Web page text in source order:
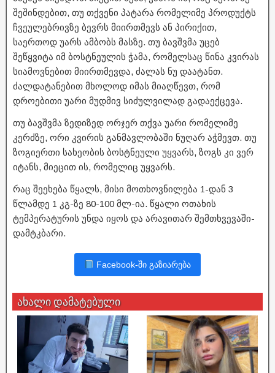
შეშინდებით, თუ თქვენი პატარა რომელიმე პროდუქტს
ჩვეულებრივზე ბევრს მიირთმევს ან პირიქით,
საერთოდ უარს ამბობს მასზე. თუ ბავშვმა უცებ
შეწყვიტა იმ ბოსტნეულის ჭამა, რომელსაც წინა კვირას
სიამოვნებით მიირთმევდა, ძალას ნუ დაატანთ.
ძალდატანებით მხოლოდ იმას მიაღწევთ, რომ
დროებითი უარი მუდმივ სიძულვილად გადაექცევა.
თუ ბავშვმა ზედიზედ ორჯერ თქვა უარი რომელიმე
კერძზე, ორი კვირის განმავლობაში ნუღარ აჭმევთ. თუ
ზოგიერთი სახეობის ბოსტნეული უყვარს, ზოგს კი ვერ
იტანს, მიეცით ის, რომელიც უყვარს.
რაც შეეხება წყალს, მისი მოთხოვნილება 1-დან 3
წლამდე 1 კგ-ზე 80-100 მლ-ია. წყალი ოთახის
ტემპერატურის უნდა იყოს და არავითარ შემთხვევაში-
დამტკბარი.
Facebook-ში გაზიარება
ახალი დამატებული